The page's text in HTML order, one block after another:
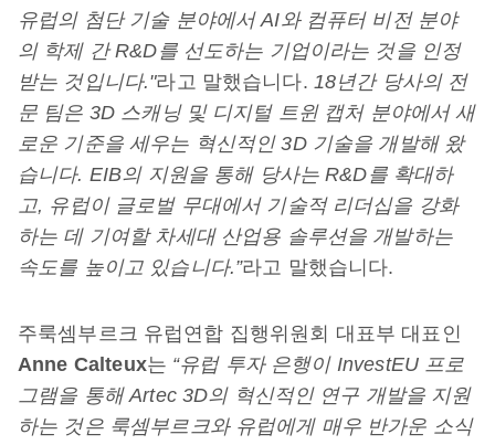
유럽의 첨단 기술 분야에서 AI와 컴퓨터 비전 분야
의 학제 간 R&D를 선도하는 기업이라는 것을 인정
받는 것입니다."라고 말했습니다. 18년간 당사의 전
문 팀은 3D 스캐닝 및 디지털 트윈 캡처 분야에서 새
로운 기준을 세우는 혁신적인 3D 기술을 개발해 왔
습니다. EIB의 지원을 통해 당사는 R&D를 확대하
고, 유럽이 글로벌 무대에서 기술적 리더십을 강화
하는 데 기여할 차세대 산업용 솔루션을 개발하는
속도를 높이고 있습니다.”라고 말했습니다.
주룩셈부르크 유럽연합 집행위원회 대표부 대표인
Anne Calteux는 “유럽 투자 은행이 InvestEU 프로
그램을 통해 Artec 3D의 혁신적인 연구 개발을 지원
하는 것은 룩셈부르크와 유럽에게 매우 반가운 소식